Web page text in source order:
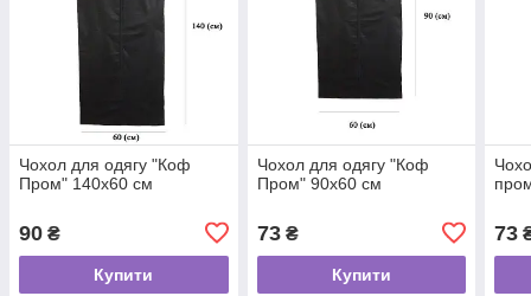
Чохол для одягу "Коф
Пром" 140х60 см
90 ₴
Купити
Чохол для одягу "Коф
Пром" 90х60 см
73₴
Купити
73